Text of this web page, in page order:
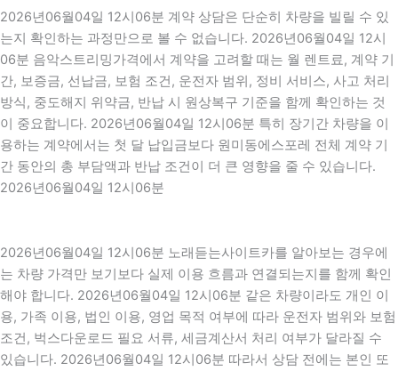
2026년06월04일 12시06분 계약 상담은 단순히 차량을 빌릴 수 있
는지 확인하는 과정만으로 볼 수 없습니다. 2026년06월04일 12시
06분 음악스트리밍가격에서 계약을 고려할 때는 월 렌트료, 계약 기
간, 보증금, 선납금, 보험 조건, 운전자 범위, 정비 서비스, 사고 처리
방식, 중도해지 위약금, 반납 시 원상복구 기준을 함께 확인하는 것
이 중요합니다. 2026년06월04일 12시06분 특히 장기간 차량을 이
용하는 계약에서는 첫 달 납입금보다 원미동에스포레 전체 계약 기
간 동안의 총 부담액과 반납 조건이 더 큰 영향을 줄 수 있습니다.
2026년06월04일 12시06분
2026년06월04일 12시06분 노래듣는사이트카를 알아보는 경우에
는 차량 가격만 보기보다 실제 이용 흐름과 연결되는지를 함께 확인
해야 합니다. 2026년06월04일 12시06분 같은 차량이라도 개인 이
용, 가족 이용, 법인 이용, 영업 목적 여부에 따라 운전자 범위와 보험
조건, 벅스다운로드 필요 서류, 세금계산서 처리 여부가 달라질 수
있습니다. 2026년06월04일 12시06분 따라서 상담 전에는 본인 또